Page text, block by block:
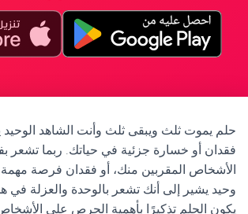
حلم يموت ثلث ويبقى ثلث وأنت الشاهد
فقدان أو خسارة جزئية في حياتك. ربما تشعر
الأشخاص المقربين منك، أو فقدان فرصة
وحيد يشير إلى أنك تشعر بالوحدة والعزلة في
يكون الحلم تذكيرًا بأهمية الحرص على